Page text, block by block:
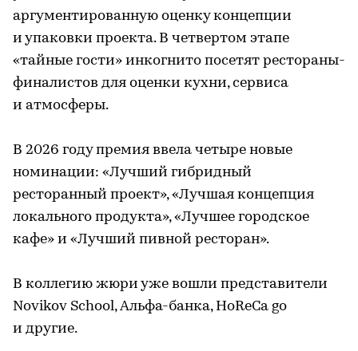
аргументированную оценку концепции
и упаковки проекта. В четвертом этапе
«тайные гости» инкогнито посетят рестораны-
финалистов для оценки кухни, сервиса
и атмосферы.
В 2026 году премия ввела четыре новые
номинации: «Лучший гибридный
ресторанный проект», «Лучшая концепция
локального продукта», «Лучшее городское
кафе» и «Лучший пивной ресторан».
В коллегию жюри уже вошли представители
Novikov School, Альфа-банка, HoReCa go
и другие.